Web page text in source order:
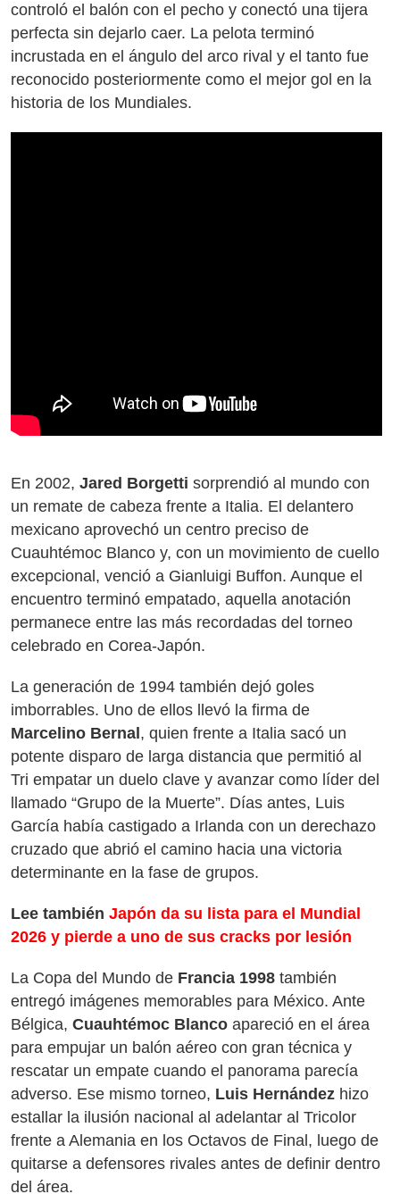
controló el balón con el pecho y conectó una tijera
perfecta sin dejarlo caer. La pelota terminó
incrustada en el ángulo del arco rival y el tanto fue
reconocido posteriormente como el mejor gol en la
historia de los Mundiales.
En 2002, Jared Borgetti sorprendió al mundo con
un remate de cabeza frente a Italia. El delantero
mexicano aprovechó un centro preciso de
Cuauhtémoc Blanco y, con un movimiento de cuello
excepcional, venció a Gianluigi Buffon. Aunque el
encuentro terminó empatado, aquella anotación
permanece entre las más recordadas del torneo
celebrado en Corea-Japón.
La generación de 1994 también dejó goles
imborrables. Uno de ellos llevó la firma de
Marcelino Bernal , quien frente a Italia sacó un
potente disparo de larga distancia que permitió al
Tri empatar un duelo clave y avanzar como líder del
llamado “Grupo de la Muerte”. Días antes, Luis
García había castigado a Irlanda con un derechazo
cruzado que abrió el camino hacia una victoria
determinante en la fase de grupos.
Lee también Japón da su lista para el Mundial
2026 y pierde a uno de sus cracks por lesión
La Copa del Mundo de Francia 1998 también
entregó imágenes memorables para México. Ante
Bélgica, Cuauhtémoc Blanco apareció en el área
para empujar un balón aéreo con gran técnica y
rescatar un empate cuando el panorama parecía
adverso. Ese mismo torneo, Luis Hernández hizo
estallar la ilusión nacional al adelantar al Tricolor
frente a Alemania en los Octavos de Final, luego de
quitarse a defensores rivales antes de definir dentro
del área.